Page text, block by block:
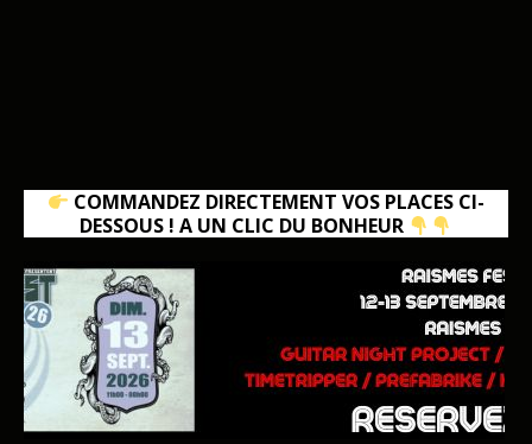
COMMANDEZ DIRECTEMENT VOS PLACES CI-
DESSOUS ! A UN CLIC DU BONHEUR